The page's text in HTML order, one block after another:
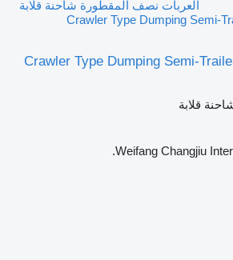
العربات نصف المقطورة شاحنة قلابة
Crawler Type Dumping Semi-
Crawler Type Dumping Semi-
قلابة
Weifang Changjiu